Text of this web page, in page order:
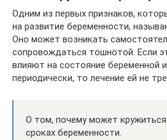
Одним из первых признаков,
на развитие беременности,
Оно может возникать
сопровождаться тошнотой. Если
влияют на состояние беременной
периодически, то лечение ей не
О том, почему может кружиться
сроках беременности.